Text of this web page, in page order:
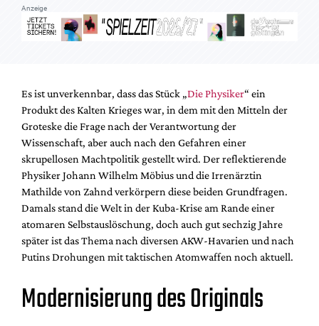
Anzeige
Es ist unverkennbar, dass das Stück „Die Physiker“ ein
Produkt des Kalten Krieges war, in dem mit den Mitteln der
Groteske die Frage nach der Verantwortung der
Wissenschaft, aber auch nach den Gefahren einer
skrupellosen Machtpolitik gestellt wird. Der reflektierende
Physiker Johann Wilhelm Möbius und die Irrenärztin
Mathilde von Zahnd verkörpern diese beiden Grundfragen.
Damals stand die Welt in der Kuba-Krise am Rande einer
atomaren Selbstauslöschung, doch auch gut sechzig Jahre
später ist das Thema nach diversen AKW-Havarien und nach
Putins Drohungen mit taktischen Atomwaffen noch aktuell.
Modernisierung des Originals